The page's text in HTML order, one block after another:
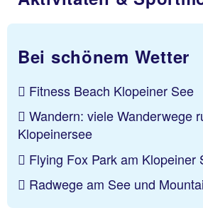
Bei schönem Wetter
Fitness Beach Klopeiner See
Wandern: viele Wanderwege
Klopeinersee
Flying Fox Park am Klopeiner
Radwege am See und